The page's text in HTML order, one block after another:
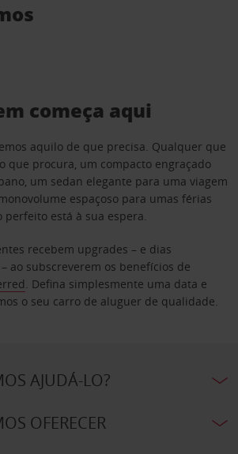
começa aqui
aquilo de que precisa. Qualquer que
que procura, um compacto engraçado
um sedan elegante para uma viagem
espaçoso para umas férias
perfeito está à sua espera.
recebem upgrades – e dias
ao subscreverem os benefícios de
. Defina simplesmente uma data e
o seu carro de aluguer de qualidade.
AJUDÁ-LO?
OFERECER